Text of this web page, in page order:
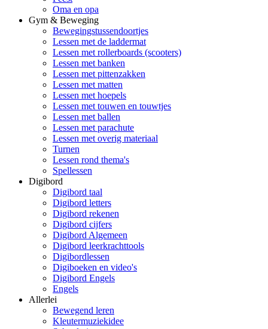
Oma en opa
Gym & Beweging
Bewegingstussendoortjes
Lessen met de laddermat
Lessen met rollerboards (scooters)
Lessen met banken
Lessen met pittenzakken
Lessen met matten
Lessen met hoepels
Lessen met touwen en touwtjes
Lessen met ballen
Lessen met parachute
Lessen met overig materiaal
Turnen
Lessen rond thema's
Spellessen
Digibord
Digibord taal
Digibord letters
Digibord rekenen
Digibord cijfers
Digibord Algemeen
Digibord leerkrachttools
Digibordlessen
Digiboeken en video's
Digibord Engels
Engels
Allerlei
Bewegend leren
Kleutermuziekidee